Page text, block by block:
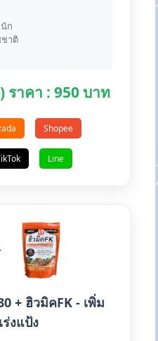
ก
ชาติ
ราคา : 950 บาท
Shopee
Line
+ ฮิวมิคFK - เพิ่ม
งแป้ง